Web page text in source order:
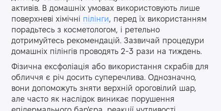
активів. В домашніх умовах використовують лише
поверхневі хімічні пілінги, перед їх використанням
порадьтесь з косметологом, і ретельно
дотримуйтесь рекомендацій. Зазвичай процедури
домашніх пілінгів проводять 2-3 рази на тиждень.
Фізична ексфоліація або використання скрабів для
обличчя є річ досить суперечлива. Однозначно,
вони допоможуть зняти верхній ороговілий шар,
але часто як наслідок виникає порушення